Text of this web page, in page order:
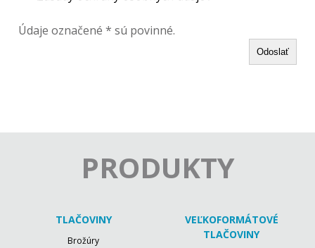
Údaje označené * sú povinné.
Odoslať
PRODUKTY
TLAČOVINY
Brožúry
VEĽKOFORMÁTOVÉ
TLAČOVINY